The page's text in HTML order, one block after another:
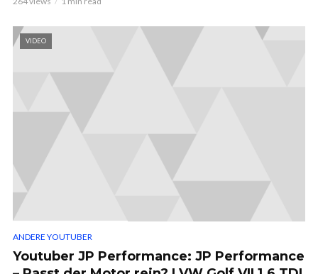
VIDEO
ANDERE YOUTUBER
Youtuber JP Performance: JP Performance